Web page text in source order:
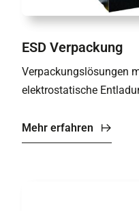
ESD Verpackung
Verpackungslösungen
elektrostatische
Mehr erfahren